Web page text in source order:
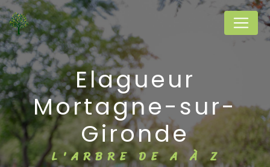
Elagueur
Mortagne-sur-
Gironde
L'ARBRE DE A À Z
Panneau de gestion des cookies